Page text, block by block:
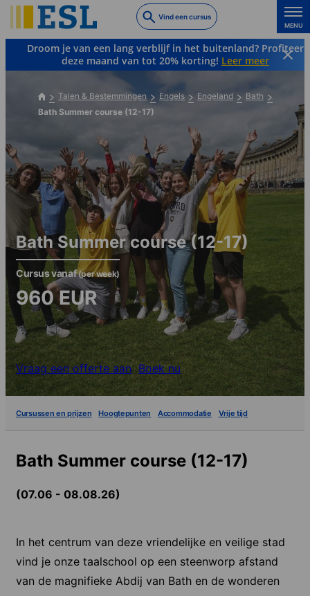
to
main
content
Vind een cursus
MENU
Droom je van een lang verblijf in het buitenland? Profiteer
deze maand van tot 20% korting! Leer meer
Talen & Bestemmingen Engels Engeland
Bath
Bath Summer course (12-17)
Bath Summer course (12-17)
Cursus vanaf(per week)
960EUR
Vraag een offerte aan Boek nu
Cursussen en prijzen Hoogtepunten Accommodatie Vrije tijd
Bath Summer course (12-17)
(07.06 - 08.08.26)
In het centrum van deze vriendelijke en veilige stad
vind je onze taalschool op een steenworp afstand
van de magnifieke Abdij van Bath en de wonderen